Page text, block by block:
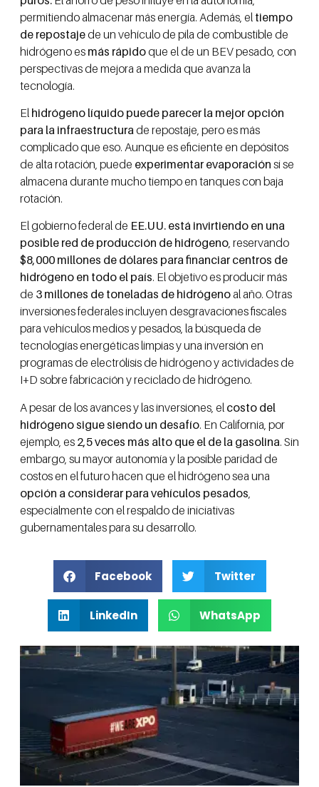
permitiendo almacenar más energía. Además, el tiempo
de repostajede un vehículo de pila de combustible de
hidrógeno es más rápidoque el de un BEV pesado, con
perspectivas de mejora a medida que avanza la
tecnología.
El hidrógeno líquido puede parecer la mejor opción
para la infraestructurade repostaje, pero es más
complicado que eso. Aunque es eficiente en depósitos
de alta rotación, puede experimentar evaporación si se
almacena durante mucho tiempo en tanques con baja
rotación.
El gobierno federal de EE.UU. está invirtiendo en una
posible red de producción de hidrógeno, reservando
$8,000 millones de dólares para financiar centros de
hidrógeno en todo el país. El objetivo es producir más
de 3 millones de toneladas de hidrógenoal año. Otras
inversiones federales incluyen desgravaciones fiscales
para vehículos medios y pesados, la búsqueda de
tecnologías energéticas limpias y una inversión en
programas de electrólisis de hidrógeno y actividades de
I+D sobre fabricación y reciclado de hidrógeno.
A pesar de los avances y las inversiones, el costo del
hidrógeno sigue siendo un desafío. En California, por
ejemplo, es 2,5 veces más alto que el de la gasolina. Sin
embargo, su mayor autonomía y la posible paridad de
costos en el futuro hacen que el hidrógeno sea una
opción a considerar para vehículos pesados
especialmente con el respaldo de iniciativas
gubernamentales para su desarrollo.
Facebook Twitter
LinkedIn WhatsApp